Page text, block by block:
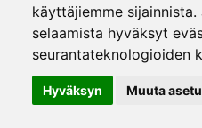
käyttäjiemme
selaamista hyväksyt
seurantateknologioiden
Hyväksyn Muuta